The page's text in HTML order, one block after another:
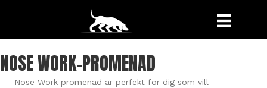
NOSE WORK-PROMENAD
Nose Work promenad är perfekt för dig som vill